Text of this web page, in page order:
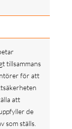
tillsammans
för att
att
de
som ställs.